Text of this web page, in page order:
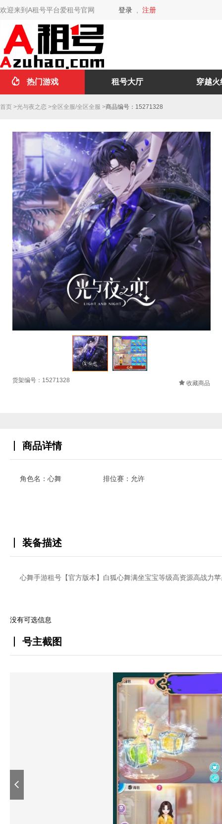
欢迎来到A租号平台爱租号官网 登录 注册
热门游戏 租号大厅 穿越火
首页 >光与夜之恋 >全区全服/全区全服 >商品编号：15271328
货架编号：15271328 收藏商品
商品详情
角色名：心舞 排位赛：允许
装备描述
心舞手游租号【官方版本】白狐心舞满坐宝宝等级高资源高战力
没有可选信息
号主截图